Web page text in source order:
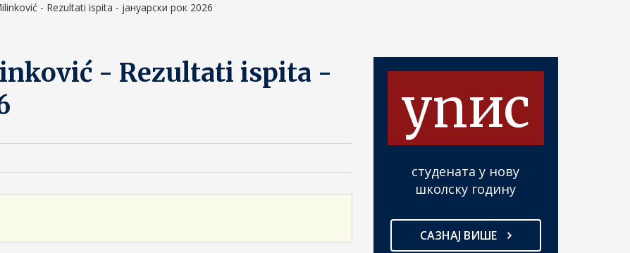
- Rezultati ispita - јануарски рок 2026
- Rezultati ispita -
упис
студената у нову
школску годину
САЗНАЈ ВИШЕ